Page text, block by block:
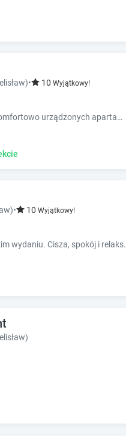
• 10 Wyjątkowy!
"Apartamenty La Villa" to kompleks 14 komfortowo urządzonych apartamentów od 2 do 7 osobowych.
• 10 Wyjątkowy!
wydaniu. Cisza, spokój i relaks.